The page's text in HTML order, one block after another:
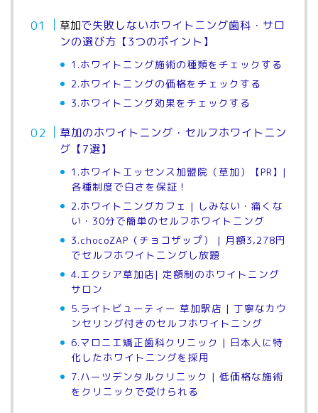
草加で失敗しないホワイトニング歯科・サロ
ンの選び方【3つのポイント】
1.ホワイトニング施術の種類をチェックする
2.ホワイトニングの価格をチェックする
3.ホワイトニング効果をチェックする
草加のホワイトニング・セルフホワイトニン
グ【7選】
1.ホワイトエッセンス加盟院（草加） 【PR】 |
各種制度で白さを保証！
2.ホワイトニングカフェ | しみない・痛くな
い・30分で簡単のセルフホワイトニング
3.chocoZAP（チョコザップ） | 月額3,278円
でセルフホワイトニングし放題
4.エクシア草加店| 定額制のホワイトニング
サロン
5.ライトビューティー 草加駅店 | 丁寧なカウ
ンセリング付きのセルフホワイトニング
6.マロニエ矯正歯科クリニック | 日本人に特
化したホワイトニングを採用
7.ハーツデンタルクリニック | 低価格な施術
をクリニックで受けられる